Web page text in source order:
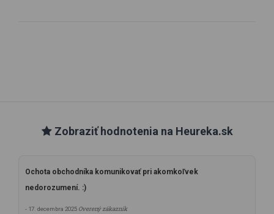
Zobraziť hodnotenia na Heureka.sk
Ochota obchodníka komunikovať pri akomkoľvek
nedorozumení. :)
- 17. decembra 2025 Overený zákazník